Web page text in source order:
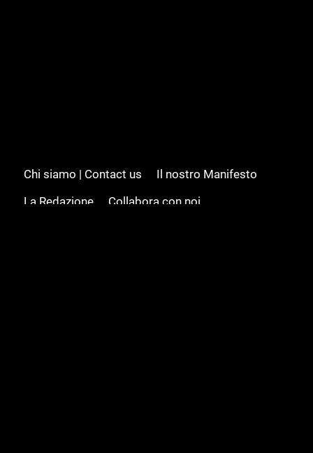
Chi siamo | Contact us
Il nostro Manifesto
La Redazione
Collabora con noi